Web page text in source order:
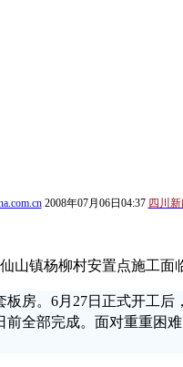
2008年07月06日 04:37 四川
山镇杨柳村安置点施工面
。6月27日正式开工
全部完成。面对重重